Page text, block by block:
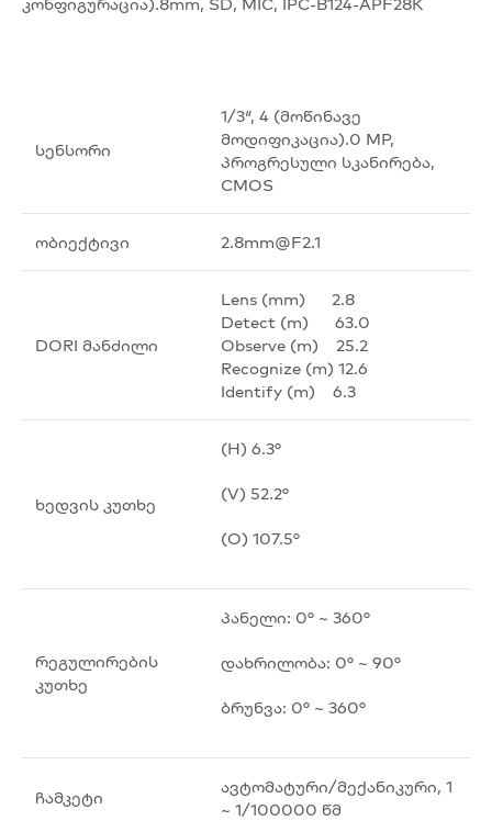
სენსორი
1/3″, 4 (მოწინავე
მოდიფიკაცია).0 MP,
პროგრესული სკანირება,
CMOS
ობიექტივი 2.8mm@F2.1
DORI მანძილი
Lens (mm) 2.8
Detect (m) 63.0
Observe (m) 25.2
Recognize (m) 12.6
Identify (m) 6.3
ხედვის კუთხე
(H) 6.3°
(V) 52.2°
(O) 107.5°
რეგულირების
კუთხე
პანელი: 0° ~ 360°
დახრილობა: 0° ~ 90°
ბრუნვა: 0° ~ 360°
ჩამკეტი
ავტომატური/მექანიკური, 1
~ 1/100000 წმ